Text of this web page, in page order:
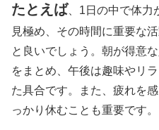
たとえば 、1日の中で体
見極め、その時間に重要な
と良いでしょう。朝が得意
をまとめ、午後は趣味やリ
た具合です。また、疲れを
っかり休むことも重要です。